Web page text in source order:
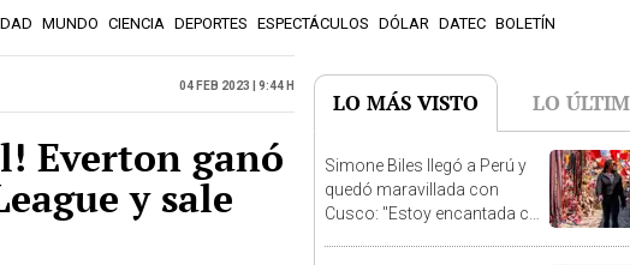
MUNDO CIENCIA DEPORTES ESPECTÁCULOS DÓLAR DATEC BOLETÍN
04 Feb 2023 | 9:44 h
Everton ganó
y sale
LO MÁS VISTO LO
Simone Biles llegó a Perú y
quedó maravillada con
Cusco: "Estoy encantada con